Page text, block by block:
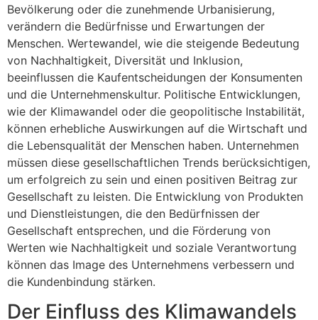
Bevölkerung oder die zunehmende Urbanisierung,
verändern die Bedürfnisse und Erwartungen der
Menschen. Wertewandel, wie die steigende Bedeutung
von Nachhaltigkeit, Diversität und Inklusion,
beeinflussen die Kaufentscheidungen der Konsumenten
und die Unternehmenskultur. Politische Entwicklungen,
wie der Klimawandel oder die geopolitische Instabilität,
können erhebliche Auswirkungen auf die Wirtschaft und
die Lebensqualität der Menschen haben. Unternehmen
müssen diese gesellschaftlichen Trends berücksichtigen,
um erfolgreich zu sein und einen positiven Beitrag zur
Gesellschaft zu leisten. Die Entwicklung von Produkten
und Dienstleistungen, die den Bedürfnissen der
Gesellschaft entsprechen, und die Förderung von
Werten wie Nachhaltigkeit und soziale Verantwortung
können das Image des Unternehmens verbessern und
die Kundenbindung stärken.
Der Einfluss des Klimawandels